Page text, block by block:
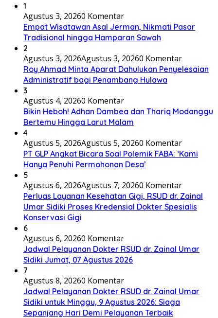
1
Agustus 3, 20260 Komentar
Empat Wisatawan Asal Jerman, Nikmati Pasar
Tradisional hingga Hamparan Sawah
2
Agustus 3, 2026Agustus 3, 20260 Komentar
Roy Ahmad Minta Aparat Dahulukan Penyelesaian
Administratif bagi Penambang Hulawa
3
Agustus 4, 20260 Komentar
Bikin Heboh! Adhan Dambea dan Thariq Modanggu
Bertemu Hingga Larut Malam
4
Agustus 5, 2026Agustus 5, 20260 Komentar
PT GLP Angkat Bicara Soal Polemik FABA: ‘Kami
Hanya Penuhi Permohonan Desa’
5
Agustus 6, 2026Agustus 7, 20260 Komentar
Perluas Layanan Kesehatan Gigi, RSUD dr. Zainal
Umar Sidiki Proses Kredensial Dokter Spesialis
Konservasi Gigi
6
Agustus 6, 20260 Komentar
Jadwal Pelayanan Dokter RSUD dr. Zainal Umar
Sidiki Jumat, 07 Agustus 2026
7
Agustus 8, 20260 Komentar
Jadwal Pelayanan Dokter RSUD dr. Zainal Umar
Sidiki untuk Minggu, 9 Agustus 2026: Siaga
Sepanjang Hari Demi Pelayanan Terbaik